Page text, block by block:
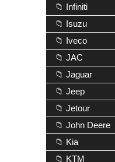
📁 Infiniti
📁 Isuzu
📁 Iveco
📁 JAC
📁 Jaguar
📁 Jeep
📁 Jetour
📁 John Deere
📁 Kia
📁 KTM